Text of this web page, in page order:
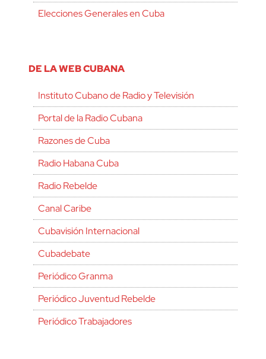
Elecciones Generales en Cuba
DE LA WEB CUBANA
Instituto Cubano de Radio y Televisión
Portal de la Radio Cubana
Razones de Cuba
Radio Habana Cuba
Radio Rebelde
Canal Caribe
Cubavisión Internacional
Cubadebate
Periódico Granma
Periódico Juventud Rebelde
Periódico Trabajadores